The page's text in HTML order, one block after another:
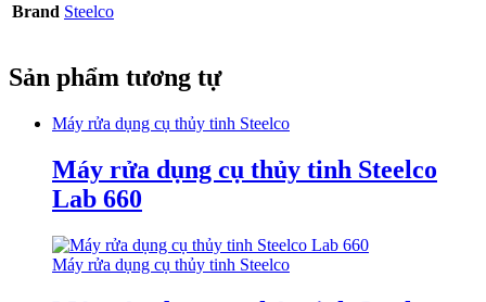
Brand Steelco
Sản phẩm tương tự
Máy rửa dụng cụ thủy tinh Steelco
Máy rửa dụng cụ thủy tinh Steelco
Lab 660
Máy rửa dụng cụ thủy tinh Steelco